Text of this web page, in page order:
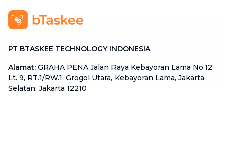
PT BTASKEE TECHNOLOGY INDONESIA
Alamat: GRAHA PENA Jalan Raya Kebayoran Lama No.12
Lt. 9, RT.1/RW.1, Grogol Utara, Kebayoran Lama, Jakarta
Selatan, Jakarta 12210